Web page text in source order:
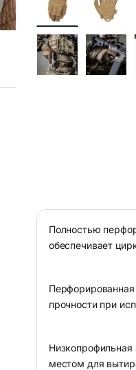
Полностью
обеспечивает
Перфорированная
прочности при
Низкопрофильная
местом для